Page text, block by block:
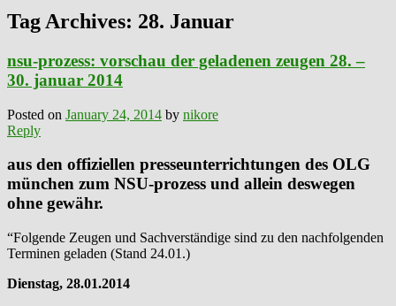
Tag Archives: 28. Januar
nsu-prozess: vorschau der geladenen zeugen 28. –
30. januar 2014
Posted on January 24, 2014 by nikore
Reply
aus den offiziellen presseunterrichtungen des OLG
münchen zum NSU-prozess und allein deswegen
ohne gewähr.
“Folgende Zeugen und Sachverständige sind zu den nachfolgenden
Terminen geladen (Stand 24.01.)
Dienstag, 28.01.2014